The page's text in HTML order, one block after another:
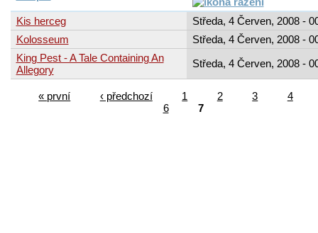
Kis herceg
Středa, 4 Červen, 2008 -
Kolosseum
Středa, 4 Červen, 2008 -
King Pest - A Tale Containing An
Allegory
Středa, 4 Červen, 2008 -
« první ‹ předchozí 1 2 3
4
6
7